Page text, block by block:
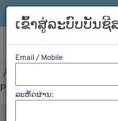
Please Login first
ເຂົ້າສູ່ລະບົບບັນຊີ
Email / Mobile
ລະຫັດຜ່ານ: